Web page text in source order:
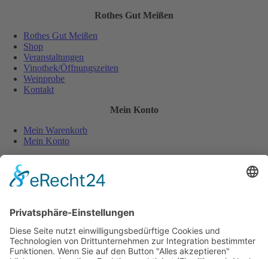
Rothes Gut Meißen
Rothes Gut Meißen
Shop
Veranstaltungen
Vinothek/Öffnungszeiten
Weinprobe
Kontakt
Mein Konto
Mein Warenkorb
Mein Konto
Wiederverkäufer
Wein Exposé
Folgen Sie uns auch auf: